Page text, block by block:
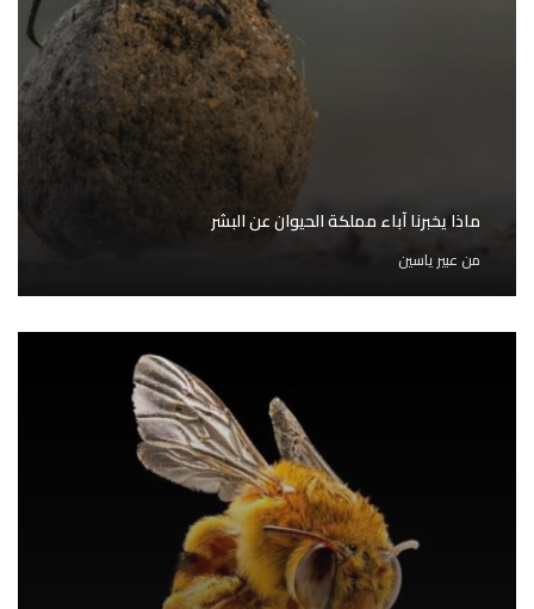
ماذا يخبرنا آباء مملكة الحيوان عن البشر
من عبير ياسين